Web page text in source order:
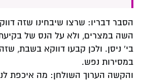
הסבר דבריו: שרצו שיבחינו שזה
השה במצרים, ולא על הנס של
בי' ניסן. ולכן קבעו דווקא בשבת,
במסירות נפש.
והקשה הערוך השולחן: מה איכפת